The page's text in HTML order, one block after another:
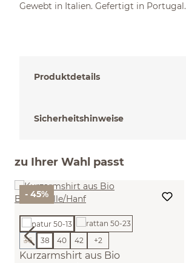
Gewebt in Italien. Gefertigt in Portugal.
Produktdetails
Sicherheitshinweise
zu Ihrer Wahl passt
- 45%
Kurzarmshirt aus Bio
36
(Diese Option ist zurzeit nicht verfügbar.)
38 40 42 +2